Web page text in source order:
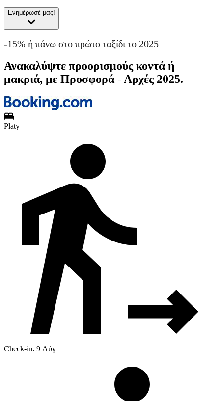
Ενημέρωσέ μας!
-15% ή πάνω στο πρώτο ταξίδι το 2025
Ανακαλύψτε προορισμούς κοντά ή
μακριά, με Προσφορά - Αρχές 2025.
Platy
Check-in: 9 Αύγ